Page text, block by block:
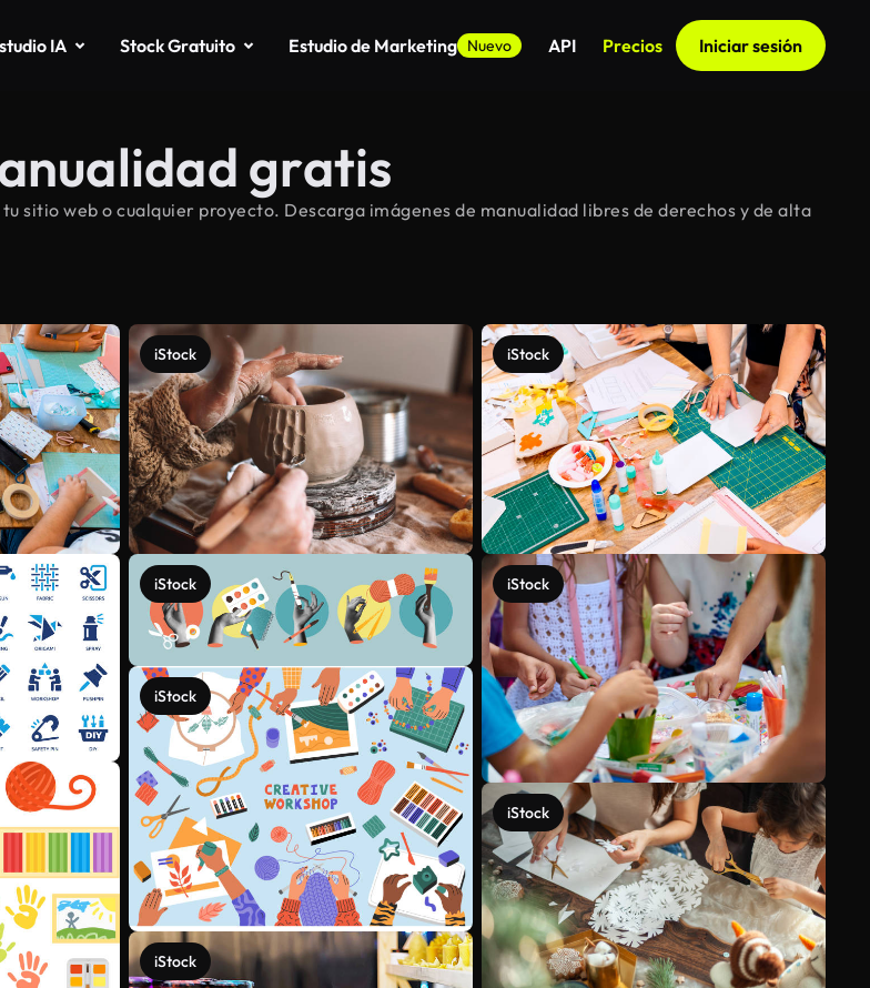
IA Stock Gratuito Estudio de Marketing Nuevo API Precios Iniciar sesión
gratis
sitio web o cualquier proyecto. Descarga imágenes de manualidad libres de derechos y de alta
iStock
iStock
iStock
iStock
iStock
iStock
iStock